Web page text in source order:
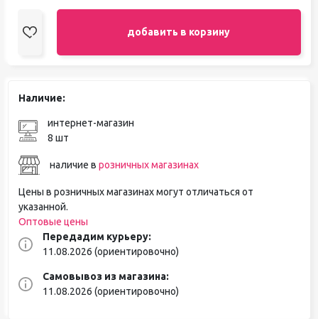
добавить в корзину
Наличие:
интернет-магазин
8 шт
наличие в розничных магазинах
Цены в розничных магазинах могут отличаться от
указанной.
Оптовые цены
Передадим курьеру:
11.08.2026 (ориентировочно)
Самовывоз из магазина:
11.08.2026 (ориентировочно)